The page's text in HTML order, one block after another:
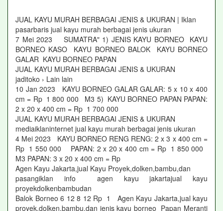
JUAL KAYU MURAH BERBAGAI JENIS & UKURAN | Iklan
pasarbaris jual kayu murah berbagai jenis ukuran
7 Mei 2023 SUMATRA" 1) JENIS KAYU BORNEO KAYU
BORNEO KASO KAYU BORNEO BALOK KAYU BORNEO
GALAR KAYU BORNEO PAPAN
JUAL KAYU MURAH BERBAGAI JENIS & UKURAN
jaditoko › Lain lain
10 Jan 2023 KAYU BORNEO GALAR GALAR: 5 x 10 x 400
cm = Rp 1 800 000 M3 5) KAYU BORNEO PAPAN PAPAN:
2 x 20 x 400 cm = Rp 1 700 000
JUAL KAYU MURAH BERBAGAI JENIS & UKURAN
mediaiklaninternet jual kayu murah berbagai jenis ukuran
4 Mei 2023 KAYU BORNEO RENG RENG: 2 x 3 x 400 cm =
Rp 1 550 000 PAPAN: 2 x 20 x 400 cm = Rp 1 850 000
M3 PAPAN: 3 x 20 x 400 cm = Rp
Agen Kayu Jakarta,jual Kayu Proyek,dolken,bambu,dan
pasangiklan info agen kayu jakartajual kayu
proyekdolkenbambudan
Balok Borneo 6 12 8 12 Rp 1 Agen Kayu Jakarta,jual kayu
proyek,dolken,bambu,dan jenis kayu borneo Papan Meranti